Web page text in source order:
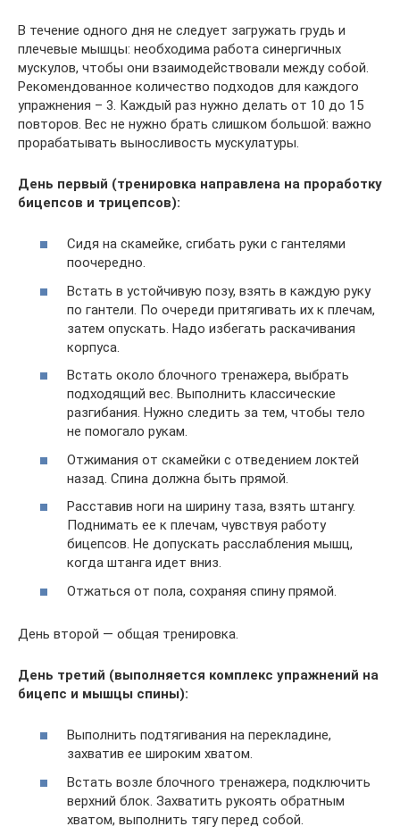
В течение одного дня не следует загружать грудь и
плечевые мышцы: необходима работа синергичных
мускулов, чтобы они взаимодействовали между собой.
Рекомендованное количество подходов для каждого
упражнения – 3. Каждый раз нужно делать от 10 до 15
повторов. Вес не нужно брать слишком большой: важно
прорабатывать выносливость мускулатуры.
День первый (тренировка направлена на проработку
бицепсов и трицепсов):
Сидя на скамейке, сгибать руки с гантелями
поочередно.
Встать в устойчивую позу, взять в каждую руку
по гантели. По очереди притягивать их к плечам,
затем опускать. Надо избегать раскачивания
корпуса.
Встать около блочного тренажера, выбрать
подходящий вес. Выполнить классические
разгибания. Нужно следить за тем, чтобы тело
не помогало рукам.
Отжимания от скамейки с отведением локтей
назад. Спина должна быть прямой.
Расставив ноги на ширину таза, взять штангу.
Поднимать ее к плечам, чувствуя работу
бицепсов. Не допускать расслабления мышц,
когда штанга идет вниз.
Отжаться от пола, сохраняя спину прямой.
День второй — общая тренировка.
День третий (выполняется комплекс упражнений на
бицепс и мышцы спины):
Выполнить подтягивания на перекладине,
захватив ее широким хватом.
Встать возле блочного тренажера, подключить
верхний блок. Захватить рукоять обратным
хватом, выполнить тягу перед собой.